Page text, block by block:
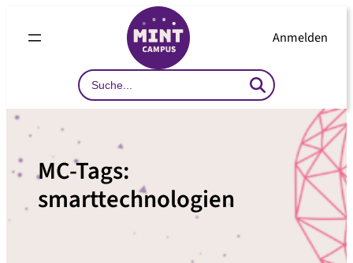
Inhalt
Anmelden
Search
…
MC-Tags:
smarttechnologien